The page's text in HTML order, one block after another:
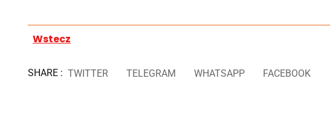
Wstecz
SHARE : TWITTER TELEGRAM WHATSAPP FACEBOOK